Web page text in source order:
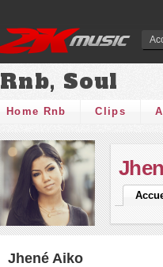
Rnb, Soul
Home Rnb Clips
Jhené Aiko